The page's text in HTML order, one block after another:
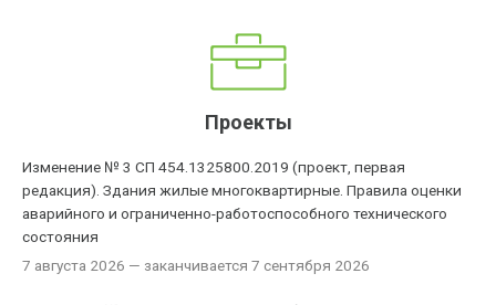
Проекты
Изменение № 3 СП 454.1325800.2019 (проект, первая
редакция). Здания жилые многоквартирные. Правила оценки
аварийного и ограниченно-работоспособного технического
состояния
7 августа 2026 — заканчивается 7 сентября 2026